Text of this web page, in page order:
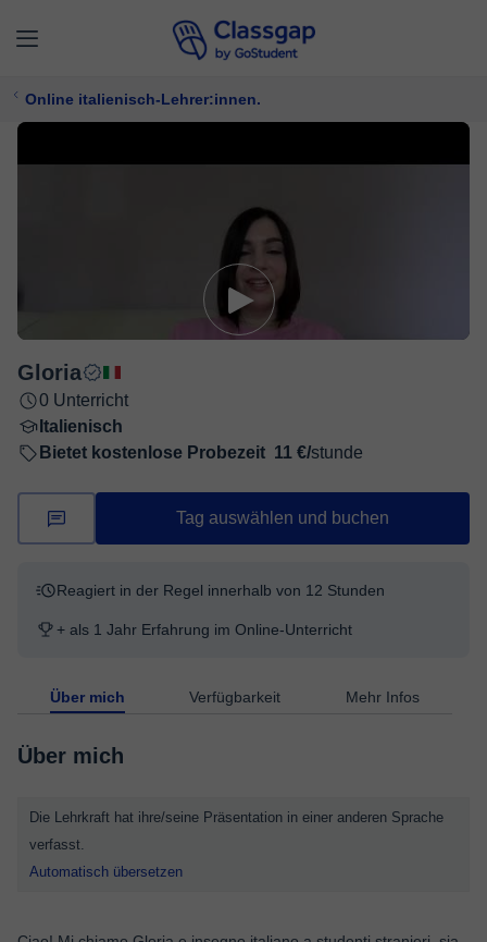
Online italienisch-Lehrer:innen.
Gloria
0 Unterricht
Italienisch
Bietet kostenlose Probezeit 11 €/stunde
Tag auswählen und buchen
Reagiert in der Regel innerhalb von 12 Stunden
+ als 1 Jahr Erfahrung im Online-Unterricht
Über mich Verfügbarkeit Mehr Infos
Über mich
Die Lehrkraft hat ihre/seine Präsentation in einer anderen Sprache
verfasst.
Automatisch übersetzen